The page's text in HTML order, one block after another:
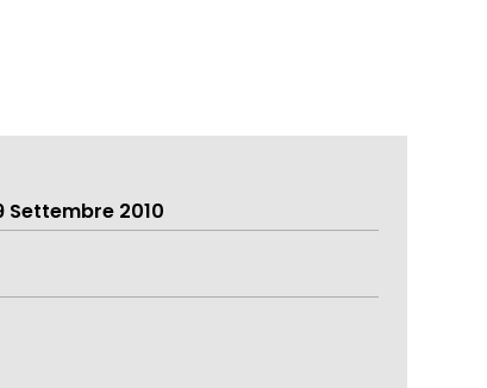
Settembre 2010